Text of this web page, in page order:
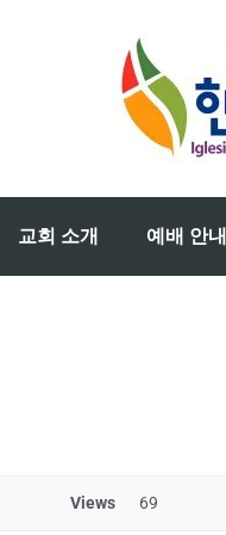
교회 소개 예배 안내
Views 69